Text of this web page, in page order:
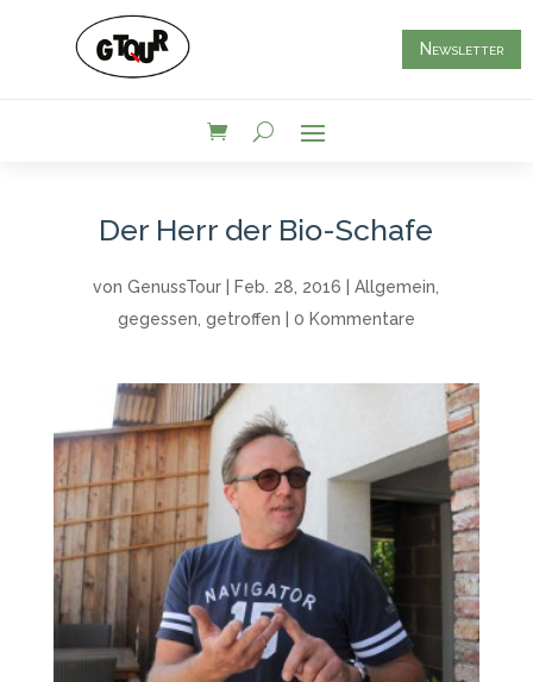
Newsletter
Der Herr der Bio-Schafe
vonGenussTour Feb. 28, 2016 |Allgemein
gegessen getroffen 0 Kommentare